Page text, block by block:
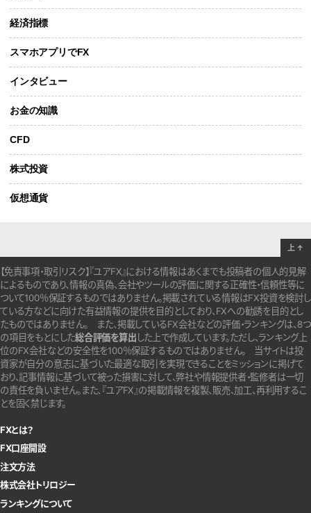
経済指標
スマホアプリでFX
インタビュー
お金の知識
CFD
株式投資
仮想通貨
【免責事項・取引リスク】『ユアFX』における情報はあくまでも投稿者の個人的見解
によるものであり、情報の真偽、会社やツールの評価に関する正確性・信頼性等に
ついて100％保証するものではありません。掲載されている情報はFX投資を検討し
ている方などに向けた有益情報の提供を目的としており、FXへの勧誘を目的とし
たものではありません。 また、掲載しているFX会社などの評価・ランキングは、8つ
の項目をもとにした総合評価を算出 した上で作成しています。ただし、ランキング上
位のFX会社などの安全性を100％保証するものではありません。
当サイトは投
資家が自分の意志に基づいた最適な取引を実現できることをミッションに掲げて
おり、記事情報に基づいて被った損害に対して、弊社や情報提供者・監修者は一切
の責任を負いません。また、『ユアFX』の掲載情報を複製、販売、加工、再利用するこ
とを固く禁じます。
FXとは？
FX口座開設
注文方法
株式会社トリロジー
ランキングについて
上 ↑